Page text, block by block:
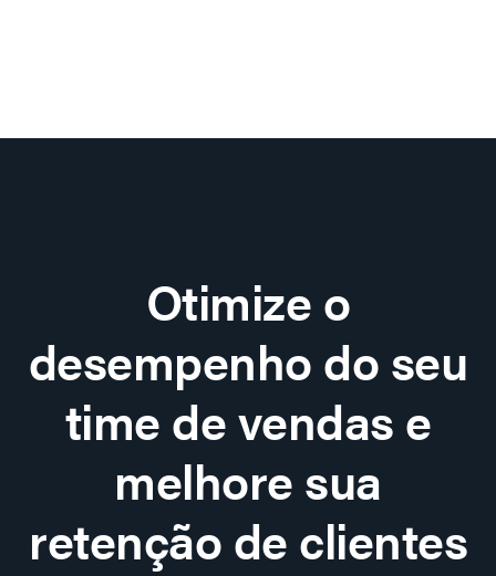
Otimize o
desempenho do seu
time de vendas e
melhore sua
retenção de clientes